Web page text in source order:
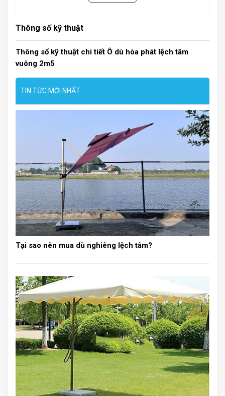
Màu xắc: đỏ đô, xanh rêu, trắng kem
Hòa Phátchuyên sản xuất và phân phối các loại ô dù
lệch tâm, ô vuông, ô tròn che nắng, mưa, và trang trí
Thông số kỹ thuật
Thông số kỹ thuật chi tiết Ô dù hòa phát lệch tâm
vuông 2m5
TIN TỨC MỚI NHẤT
Tại sao nên mua dù nghiêng lệch tâm?